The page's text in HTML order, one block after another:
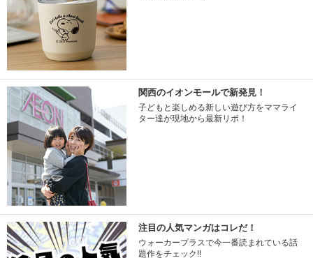
関西のイオンモールで新発見！
子どもと楽しめる新しい遊び方をママライ
ター達が現地から最新リポ！
注目の人気マンガはコレだ！
ウォーカープラスで今一番読まれている話
題作をチェック!!